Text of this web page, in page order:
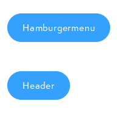
Hamburgermenu
Header